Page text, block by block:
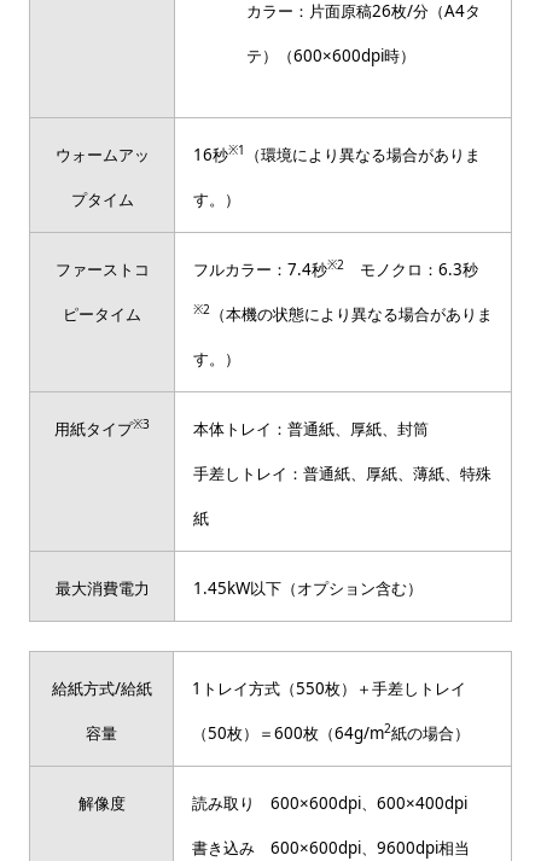
カラー：片面原稿26枚/分（A4タ
テ）（600×600dpi時）
ウォームアッ
プタイム
16秒※1 （環境により異なる場合がありま
す。）
ファーストコ
ピータイム
フルカラー：7.4秒※2 モノクロ：6.3秒
※2 （本機の状態により異なる場合がありま
す。）
用紙タイプ※3 本体トレイ：普通紙、厚紙、封筒
手差しトレイ：普通紙、厚紙、薄紙、特殊
紙
最大消費電力 1.45kW以下（オプション含む）
給紙方式/給紙
容量
1トレイ方式（550枚）＋手差しトレイ
（50枚）＝600枚（64g/m2紙の場合）
解像度 読み取り 600×600dpi、600×400dpi
書き込み 600×600dpi、9600dpi相当